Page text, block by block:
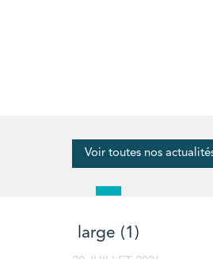
Voir toutes nos
large (1)